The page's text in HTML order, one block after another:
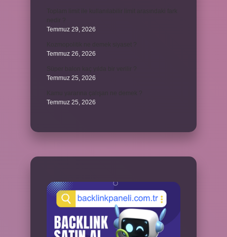
Temmuz 29, 2026
Temmuz 26, 2026
Temmuz 25, 2026
Temmuz 25, 2026